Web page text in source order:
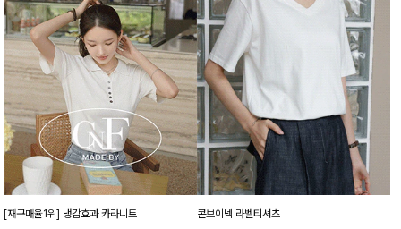
[재구매율1위] 냉감효과 카라니트 콘브이넥 라벨티셔츠